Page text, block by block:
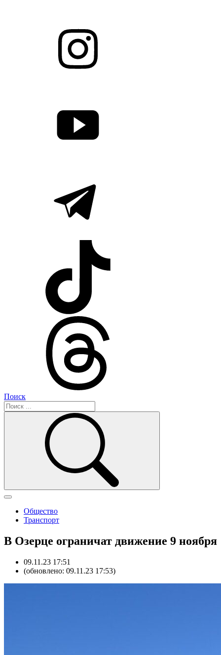
Поиск
Общество
Транспорт
В Озерце ограничат движение 9 ноября
09.11.23 17:51
(обновлено: 09.11.23 17:53)